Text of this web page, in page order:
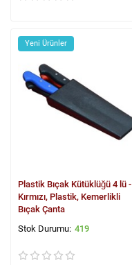
Yeni Ürünler
Plastik Bıçak Kütüklüğü 4 lü -
Kırmızı, Plastik, Kemerlikli
Bıçak Çanta
419